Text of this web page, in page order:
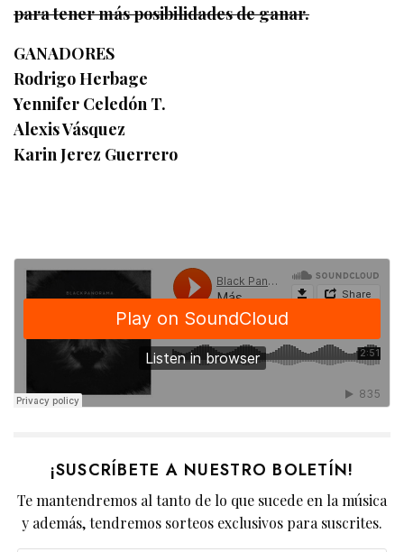
para tener más posibilidades de ganar.
GANADORES
Rodrigo Herbage
Yennifer Celedón T.
Alexis Vásquez
Karin Jerez Guerrero
¡SUSCRÍBETE A NUESTRO BOLETÍN!
Te mantendremos al tanto de lo que sucede en la música
y además, tendremos sorteos exclusivos para suscrites.